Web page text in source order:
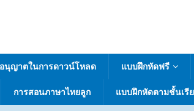
นุญาตในการดาวน์โหลด แบบฝึกหัดฟรี
การสอนภาษาไทยลูก แบบฝึกหัดตามชั้นเรี